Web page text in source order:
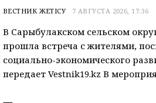
ВЕСТНИК ЖЕТІСУ 7 АВГУСТА 2026, 17:36
В Сарыбулакском сельском
прошла встреча с жителями,
социально-экономического
передает Vestnik19.kz В